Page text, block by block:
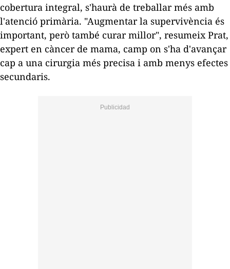
cobertura integral, s'haurà de treballar més amb
l'atenció primària. "Augmentar la supervivència és
important, però també curar millor", resumeix Prat,
expert en càncer de mama, camp on s'ha d'avançar
cap a una cirurgia més precisa i amb menys efectes
secundaris.